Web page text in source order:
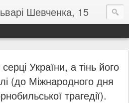
Шевченка, 15
України, а тінь його
(до Міжнародного дня
трагедії).